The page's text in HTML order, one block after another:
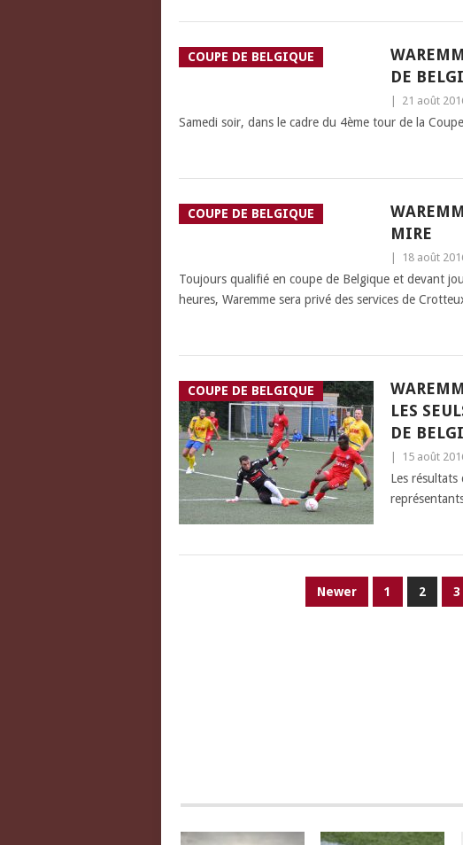
COUPE DE BELGIQUE
DE
21 août
Samedi soir, dans le cadre du 4ème tour de la
COUPE DE BELGIQUE
MIRE
18 août
Toujours qualifié en coupe de Belgique et devant
heures, Waremme sera privé des services de
COUPE DE BELGIQUE
LES
DE
15 août
Les
Newer 1 2 3